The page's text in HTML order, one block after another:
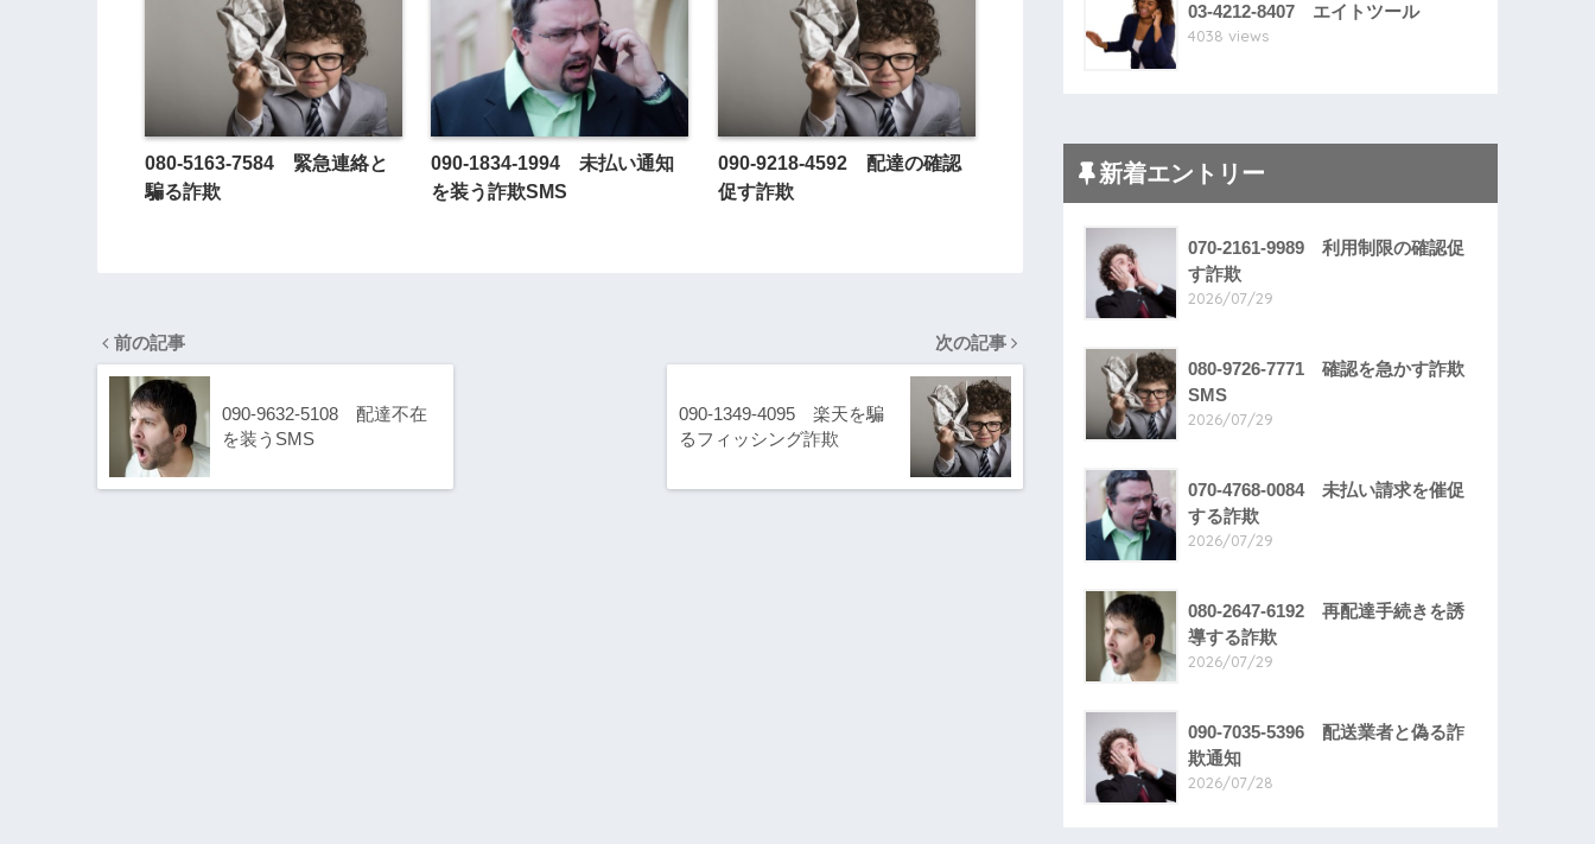
080-5163-7584 緊急連絡と
騙る詐欺
090-1834-1994 未払い通知
を装う詐欺SMS
090-9218-4592 配達の確認
促す詐欺
前の記事
090-9632-5108 配達不在
を装うSMS
次の記事
090-1349-4095 楽天を騙
るフィッシング詐欺
03-4212-8407 エイトツール
4038 views
新着エントリー
070-2161-9989 利用制限の確認促
す詐欺
2026/07/29
080-9726-7771 確認を急かす詐欺
SMS
2026/07/29
070-4768-0084 未払い請求を催促
する詐欺
2026/07/29
080-2647-6192 再配達手続きを誘
導する詐欺
2026/07/29
090-7035-5396 配送業者と偽る詐
欺通知
2026/07/28